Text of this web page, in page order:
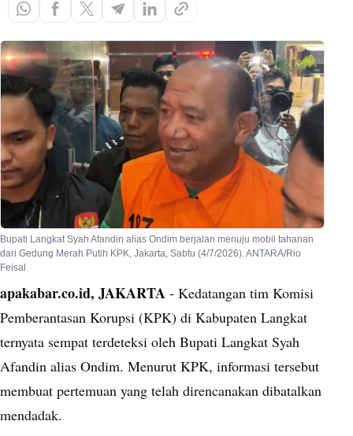
Bupati Langkat Syah Afandin alias Ondim berjalan menuju mobil tahanan
dari Gedung Merah Putih KPK, Jakarta, Sabtu (4/7/2026). ANTARA/Rio
Feisal
apakabar.co.id, JAKARTA - Kedatangan tim Komisi
Pemberantasan Korupsi (KPK) di Kabupaten Langkat
ternyata sempat terdeteksi oleh Bupati Langkat Syah
Afandin alias Ondim. Menurut KPK, informasi tersebut
membuat pertemuan yang telah direncanakan dibatalkan
mendadak.